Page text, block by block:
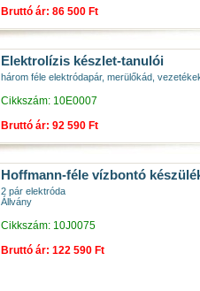
Bruttó ár: 86 500 Ft
Elektrolízis készlet-tanulói
három féle elektródapár, merülőkád,
Cikkszám: 10E0007
Bruttó ár: 92 590 Ft
Hoffmann-féle vízbontó
2 pár elektróda
Állvány
Cikkszám: 10J0075
Bruttó ár: 122 590 Ft